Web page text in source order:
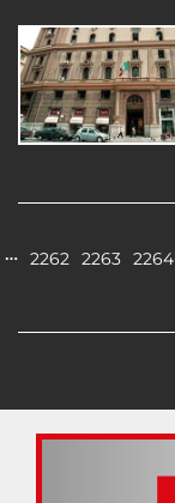
… 2262 2263 2264